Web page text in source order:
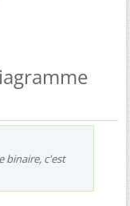
binaire, c'est